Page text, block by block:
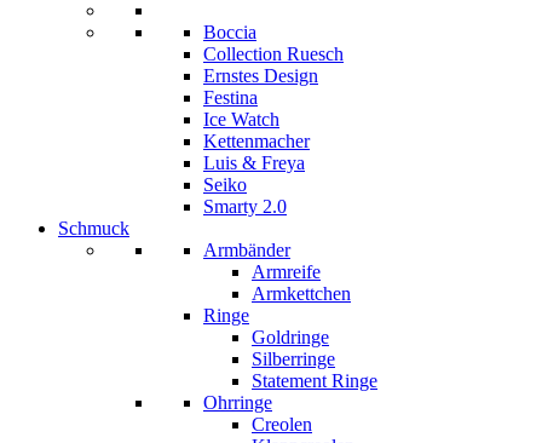
Boccia
Collection Ruesch
Ernstes Design
Festina
Ice Watch
Kettenmacher
Luis & Freya
Seiko
Smarty 2.0
Schmuck
Armbänder
Armreife
Armkettchen
Ringe
Goldringe
Silberringe
Statement Ringe
Ohrringe
Creolen